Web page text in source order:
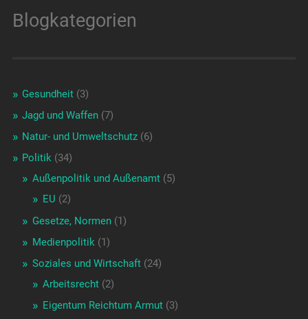
Blogkategorien
Gesundheit(3)
Jagd und Waffen(7)
Natur- und Umweltschutz(6)
Politik(34)
Außenpolitik und Außenamt(5)
EU (2)
Gesetze, Normen(1)
Medienpolitik(1)
Soziales und Wirtschaft(24)
Arbeitsrecht(2)
Eigentum Reichtum Armut(3)